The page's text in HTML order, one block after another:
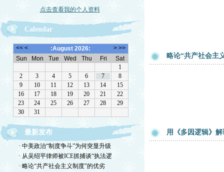
点击查看我的个人资料
Calendar
最新发布
· 中美政治“制度争斗”为何突显升级
· 从吴绍平律师被ICE抓捕谈“执法逻
· 略论“共产社会主义制度”的优劣
略论“共产社会主
用《多因逻辑》